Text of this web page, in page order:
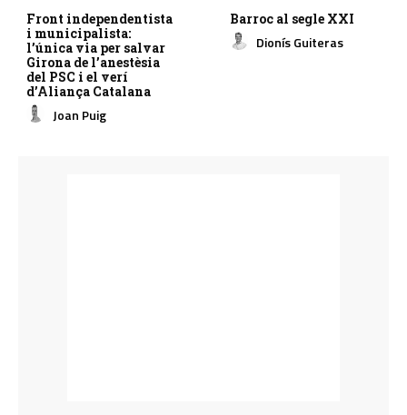
Front independentista
i municipalista:
l’única via per salvar
Girona de l’anestèsia
del PSC i el verí
d’Aliança Catalana
Joan Puig
Barroc al segle XXI
Dionís Guiteras